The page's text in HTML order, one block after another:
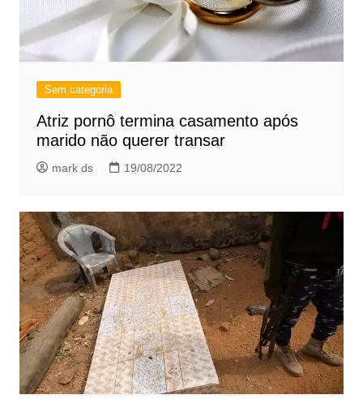
Sem categoria
Atriz pornô termina casamento após
marido não querer transar
mark ds 19/08/2022